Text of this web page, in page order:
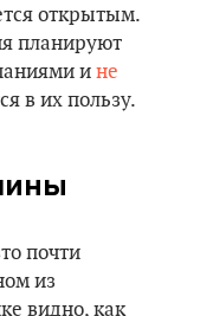
открытым.
планируют
и не
в их пользу.
почти
из
видно, как